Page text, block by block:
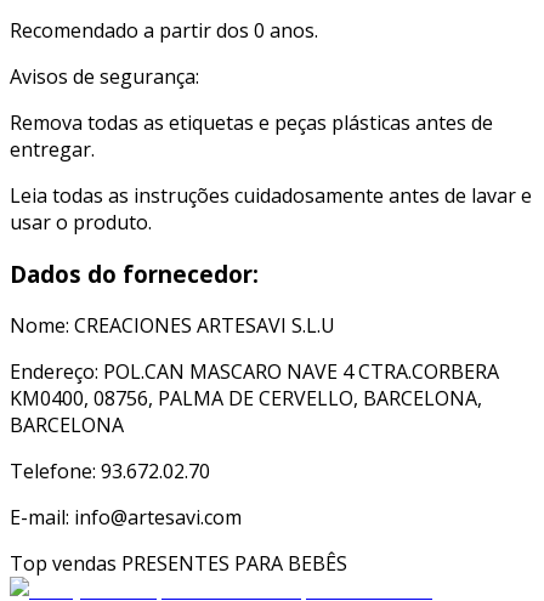
Recomendado a partir dos 0 anos.
Avisos de segurança:
Remova todas as etiquetas e peças plásticas antes de
entregar.
Leia todas as instruções cuidadosamente antes de lavar e
usar o produto.
Dados do fornecedor:
Nome: CREACIONES ARTESAVI S.L.U
Endereço: POL.CAN MASCARO NAVE 4 CTRA.CORBERA
KM0400, 08756, PALMA DE CERVELLO, BARCELONA,
BARCELONA
Telefone: 93.672.02.70
E-mail: info@artesavi.com
Top vendas PRESENTES PARA BEBÊS